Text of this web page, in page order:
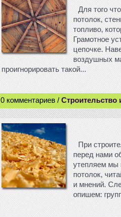
Для того
потолок,
топливо,
Грамотное
цепочке.
воздушных
проигнорировать такой...
0 комментариев /Строительство
При
перед нами
утепляем мы
потолок,
и мнений.
опишем: